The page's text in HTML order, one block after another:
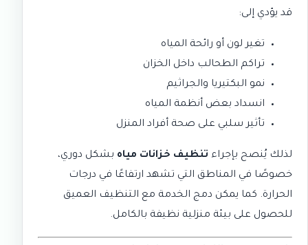
قد يؤدي إلى:
تغير لون أو رائحة المياه
تراكم الطحالب داخل الخزان
نمو البكتيريا والجراثيم
انسداد بعض أنظمة المياه
تأثير سلبي على صحة أفراد المنزل
لذلك يُنصح بإجراء تنظيف خزانات مياه بشكل دوري،
خصوصًا في المناطق التي تشهد ارتفاعًا في درجات
الحرارة. كما يمكن دمج الخدمة مع التنظيف العميق
للحصول على بيئة منزلية نظيفة بالكامل.